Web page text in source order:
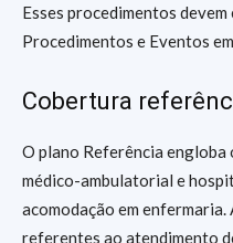
Esses procedimentos
Procedimentos e Eventos em
Cobertura
O plano Referência engloba
médico-ambulatorial e
acomodação em
referentes ao atendimento